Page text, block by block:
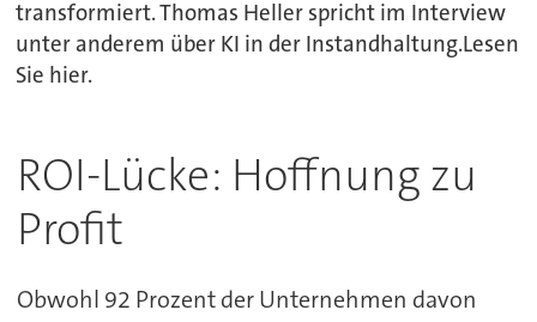
transformiert. Thomas Heller spricht im Interview
unter anderem über KI in der Instandhaltung.Lesen
Sie hier.
ROI-Lücke: Hoffnung zu
Profit
Obwohl 92 Prozent der Unternehmen davon